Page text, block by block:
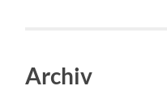
Archiv